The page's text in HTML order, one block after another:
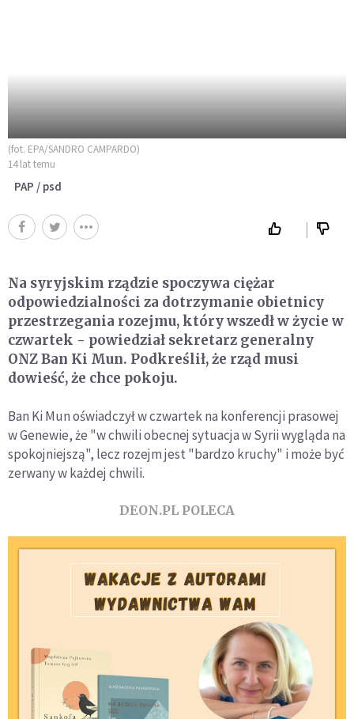
(fot. EPA/SANDRO CAMPARDO)
14 lat temu
PAP / psd
Na syryjskim rządzie spoczywa ciężar
odpowiedzialności za dotrzymanie obietnicy
przestrzegania rozejmu, który wszedł w życie w
czwartek - powiedział sekretarz generalny
ONZ Ban Ki Mun. Podkreślił, że rząd musi
dowieść, że chce pokoju.
Ban Ki Mun oświadczył w czwartek na konferencji prasowej
w Genewie, że "w chwili obecnej sytuacja w Syrii wygląda na
spokojniejszą", lecz rozejm jest "bardzo kruchy" i może być
zerwany w każdej chwili.
DEON.PL POLECA